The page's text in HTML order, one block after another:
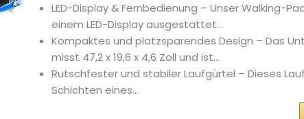
LED-Display & Fernbedienung – Unser Walking-
einem LED-Display ausgestattet...
Kompaktes und platzsparendes Design – Das
misst 47,2 x 19,6 x 4,6 Zoll und ist...
Rutschfester und stabiler Laufgürtel – Dieses
Schichten eines...